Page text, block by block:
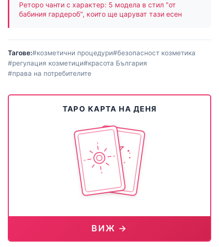
Реторо чанти с характер: 5 модела в стил "от
бабиния гардероб", които ще царуват тази есен
Тагове:#козметични процедури#безопасност козметика
#регулация козметици#красота България
#права на потребителите
ТАРО КАРТА НА ДЕНЯ
ВИЖ →